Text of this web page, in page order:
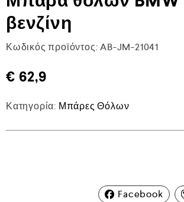
βενζίνη
Κωδικός προϊόντος: AB-JM-21041
€ 62,9
Κατηγορία: Μπάρες Θόλων
Facebook